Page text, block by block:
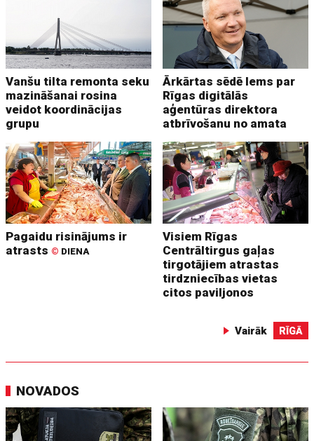
Vanšu tilta remonta seku
mazināšanai rosina
veidot koordinācijas
grupu
Ārkārtas sēdē lems par
Rīgas digitālās
aģentūras direktora
atbrīvošanu no amata
Pagaidu risinājums ir
atrasts © DIENA
Visiem Rīgas
Centrāltirgus gaļas
tirgotājiem atrastas
tirdzniecības vietas
citos paviljonos
Vairāk RĪGĀ
NOVADOS